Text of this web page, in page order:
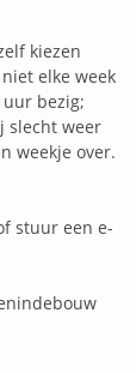
kiezen
elke week
bezig;
slecht weer
weekje over.
stuur een e-